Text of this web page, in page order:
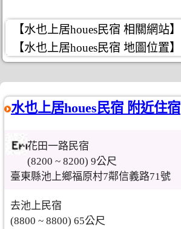
【水也上居houes民宿 相關網站】
【水也上居houes民宿 地圖位置】
水也上居houes民宿 附近住宿
花田一路民宿
(8200 ~ 8200) 9公尺
臺東縣池上鄉福原村7鄰信義路71號
去池上民宿
(8800 ~ 8800) 65公尺